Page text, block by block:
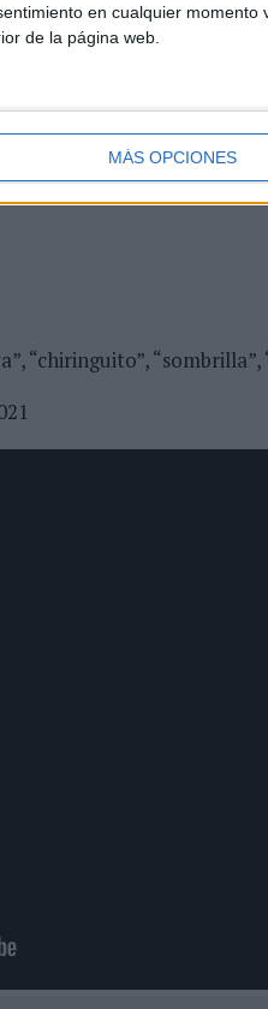
en cualquier momento
de la página web.
MÁS OPCIONES
Tadeo, Javier Gálvez
“chiringuito”,